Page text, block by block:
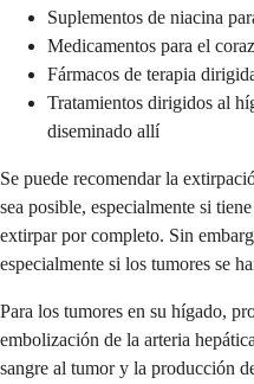
Suplementos de niacina
Medicamentos para el
Fármacos de terapia
Tratamientos dirigidos al
diseminado allí
Se puede recomendar la
sea posible, especialmente si
extirpar por completo. Sin
especialmente si los tumores se
Para los tumores en su hígado,
embolización de la arteria
sangre al tumor y la producción